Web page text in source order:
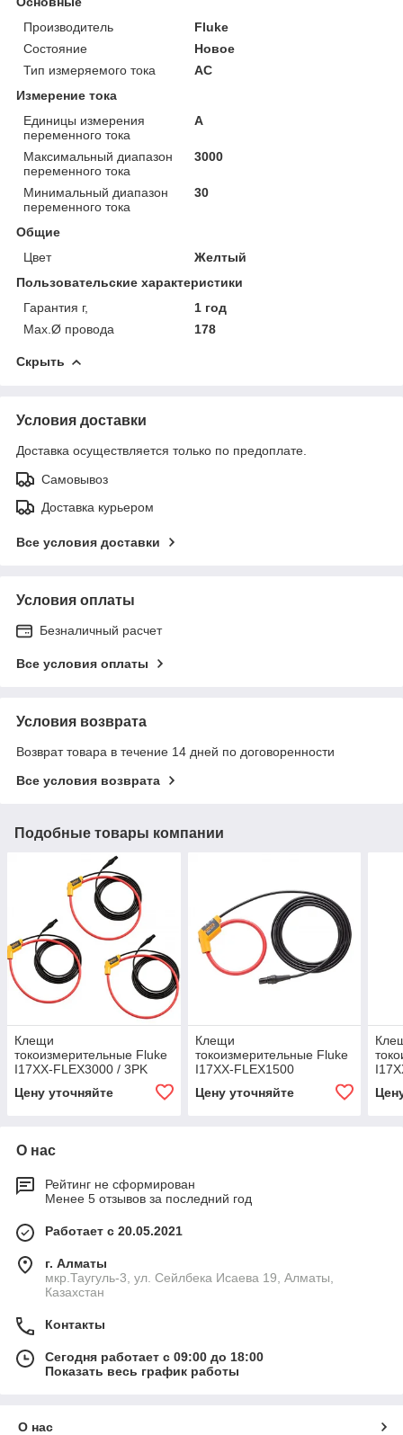
Производитель
Fluke
Состояние
Новое
Тип измеряемого тока
AC
Измерение тока
Единицы измерения
переменного тока
А
Максимальный диапазон
переменного тока
3000
Минимальный диапазон
переменного тока
30
Общие
Цвет
Желтый
Пользовательские характеристики
Гарантия г,
1 год
Маx.Ø провода
178
Скрыть
Условия доставки
Доставка осуществляется только по предоплате.
Самовывоз
Доставка курьером
Все условия доставки
Условия оплаты
Безналичный расчет
Все условия оплаты
Условия возврата
Возврат товара в течение 14 дней по договоренности
Все условия возврата
Подобные товары компании
Клещи
токоизмерительные Fluke
I17XX-FLEX3000 / 3PK
Цену уточняйте
Клещи
токоизмерительные Fluke
I17XX-FLEX1500
Цену уточняйте
О нас
Рейтинг не сформирован
Менее 5 отзывов за последний год
Работает с 20.05.2021
г. Алматы
мкр.Таугуль-3, ул. Сейлбека Исаева 19, Алматы,
Казахстан
Контакты
Сегодня работает с 09:00 до 18:00
Показать весь график работы
О нас